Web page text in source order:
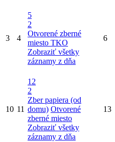
3 4
5
2
Otvorené zberné
miesto TKO
Zobraziť všetky
záznamy z dňa
6
10 11
12
2
Zber papiera (od
domu) Otvorené
zberné miesto
Zobraziť všetky
záznamy z dňa
13